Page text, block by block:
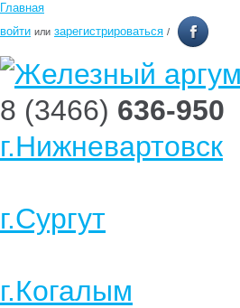
Главная
войти или зарегистрироваться /
8 (3466) 636-950
г.Нижневартовск
г.Сургут
г.Когалым